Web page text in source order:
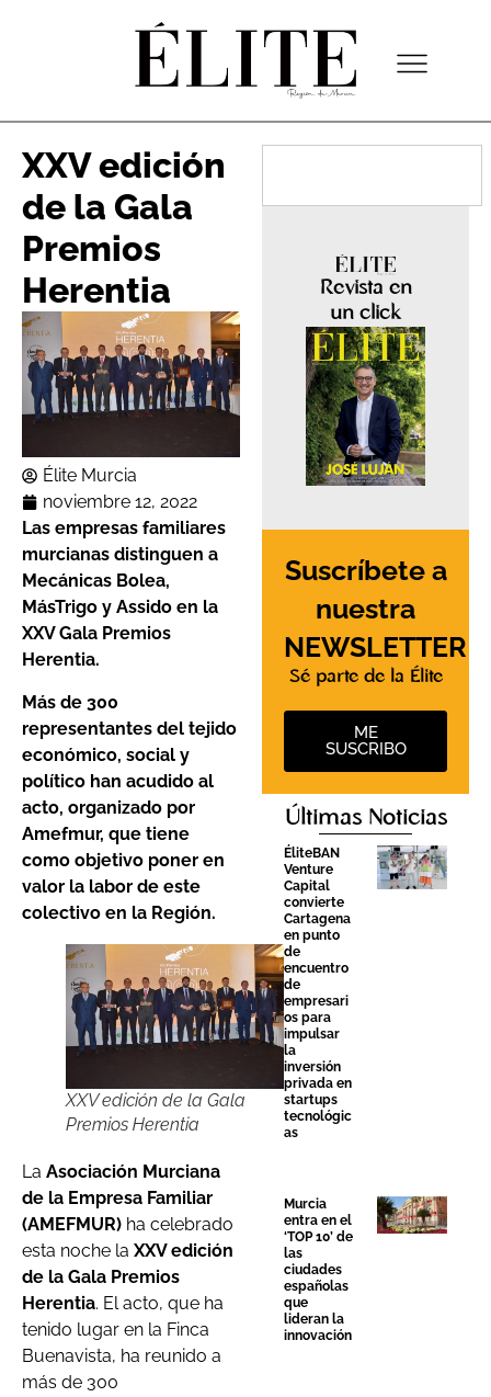
XXV edición
de la Gala
Premios
Herentia
Élite Murcia
noviembre 12, 2022
Las empresas familiares
murcianas distinguen a
Mecánicas Bolea,
MásTrigo y Assido en la
XXV Gala Premios
Herentia.
Más de 300
representantes del tejido
económico, social y
político han acudido al
acto, organizado por
Amefmur, que tiene
como objetivo poner en
valor la labor de este
colectivo en la Región.
XXV edición de la Gala
Premios Herentia
La Asociación Murciana
de la Empresa Familiar
(AMEFMUR) ha celebrado
esta noche la XXV edición
de la Gala Premios
Herentia. El acto, que ha
tenido lugar en la Finca
Buenavista, ha reunido a
más de 300
Revista en
un click
Suscríbete a
nuestra
NEWSLETTER
Sé parte de la Élite
ME
SUSCRIBO
Últimas Noticias
ÉliteBAN
Venture
Capital
convierte
Cartagena
en punto
de
encuentro
de
empresari
os para
impulsar
la
inversión
privada en
startups
tecnológic
as
Murcia
entra en el
‘TOP 10’ de
las
ciudades
españolas
que
lideran la
innovación